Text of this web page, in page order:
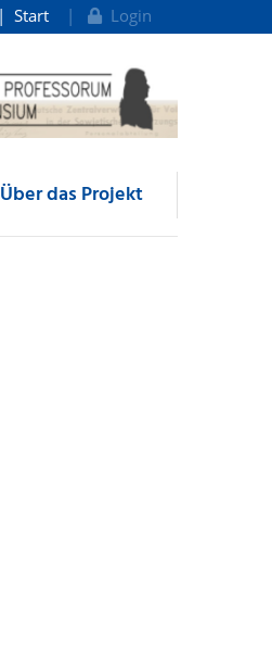
Start Login
Über das Projekt